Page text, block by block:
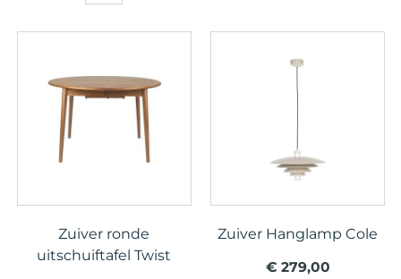
Zuiver ronde
uitschuiftafel Twist
Zuiver Hanglamp Cole
€ 279,00